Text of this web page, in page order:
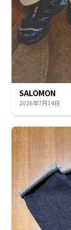
SALOMON
2026年7月14日